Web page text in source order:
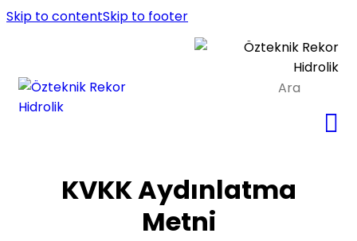
Skip to contentSkip to footer
KVKK Aydınlatma
Metni